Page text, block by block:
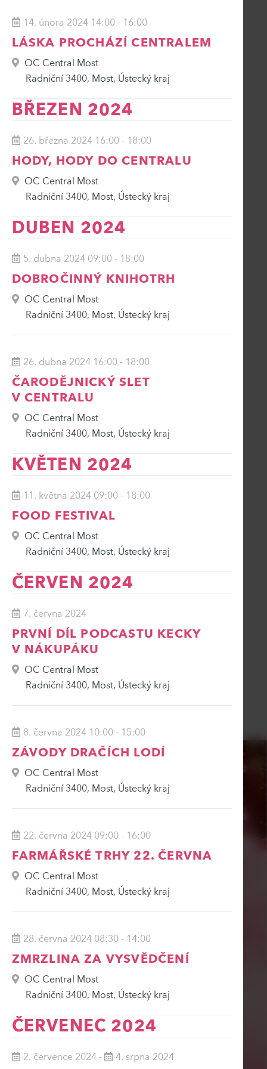
14. února 2024 14:00- 16:00
LÁSKA PROCHÁZÍ CENTRALEM
OC Central Most
Radniční 3400, Most, Ústecký kraj
BŘEZEN 2024
26. března 2024 16:00- 18:00
HODY, HODY DO CENTRALU
OC Central Most
Radniční 3400, Most, Ústecký kraj
DUBEN 2024
5. dubna 2024 09:00- 18:00
DOBROČINNÝ KNIHOTRH
OC Central Most
Radniční 3400, Most, Ústecký kraj
26. dubna 2024 16:00- 18:00
ČARODĚJNICKÝ SLET
V CENTRALU
OC Central Most
Radniční 3400, Most, Ústecký kraj
KVĚTEN 2024
11. května 2024 09:00- 18:00
FOOD FESTIVAL
OC Central Most
Radniční 3400, Most, Ústecký kraj
ČERVEN 2024
7. června 2024
PRVNÍ DÍL PODCASTU KECKY
V NÁKUPÁKU
OC Central Most
Radniční 3400, Most, Ústecký kraj
8. června 2024 10:00- 15:00
ZÁVODY DRAČÍCH LODÍ
OC Central Most
Radniční 3400, Most, Ústecký kraj
22. června 2024 09:00- 16:00
FARMÁŘSKÉ TRHY 22. ČERVNA
OC Central Most
Radniční 3400, Most, Ústecký kraj
28. června 2024 08:30- 14:00
ZMRZLINA ZA VYSVĚDČENÍ
OC Central Most
Radniční 3400, Most, Ústecký kraj
ČERVENEC 2024
2. července 2024- 4. srpna 2024